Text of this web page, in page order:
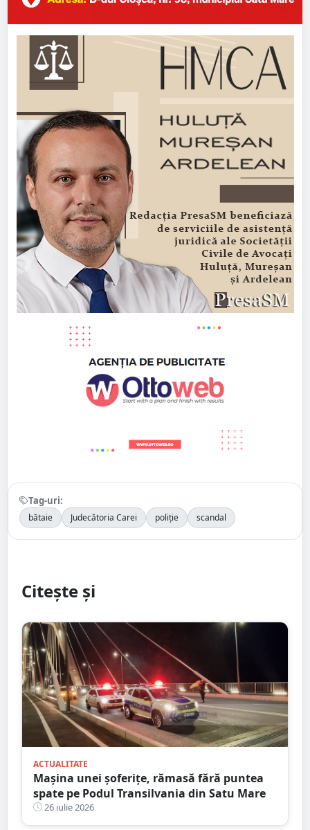
Tag-uri:
bătaie Judecătoria Carei poliție scandal
Citește și
ACTUALITATE
Mașina unei șoferițe, rămasă fără puntea
spate pe Podul Transilvania din Satu Mare
26 iulie 2026